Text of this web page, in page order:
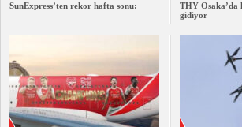
SunExpress’ten rekor hafta sonu:
THY Osaka’da
gidiyor